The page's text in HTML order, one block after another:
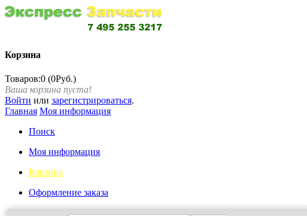
Корзина
Товаров:0 (0Руб.)
Ваша корзина пуста!
Войти или зарегистрироваться.
Главная Моя информация
Поиск
Моя информация
Корзина
Оформление заказа